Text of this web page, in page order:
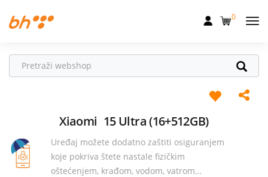
Fiksna
Dom
Uređaji
0
Xiaomi 15 Ultra (16+512GB)
Uređaj možete dodatno zaštiti osiguranjem
koje pokriva štete nastale fizičkim
oštećenjem, krađom, vodom, vatrom…